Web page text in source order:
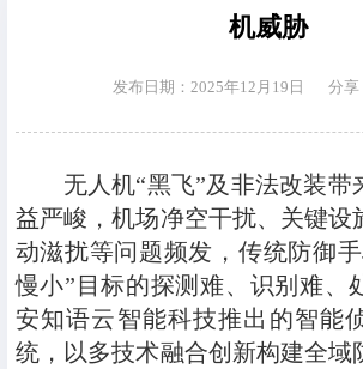
机威胁
发布日期：2025年12月19日 分享
无人机“黑飞”及非法改装带
益严峻，机场净空干扰、关键设
动滋扰等问题频发，传统防御
慢小”目标的探测难、识别难、
安知语云智能科技推出的智能
统，以多技术融合创新构建全域